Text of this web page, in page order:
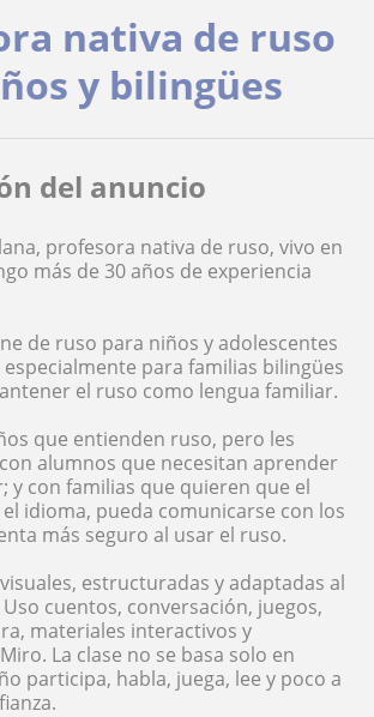
nativa de ruso
y bilingües
del anuncio
profesora nativa de ruso, vivo en
más de 30 años de experiencia
de ruso para niños y adolescentes
especialmente para familias bilingües
el ruso como lengua familiar.
que entienden ruso, pero les
alumnos que necesitan aprender
y con familias que quieren que el
idioma, pueda comunicarse con los
más seguro al usar el ruso.
estructuradas y adaptadas al
cuentos, conversación, juegos,
materiales interactivos y
La clase no se basa solo en
participa, habla, juega, lee y poco a